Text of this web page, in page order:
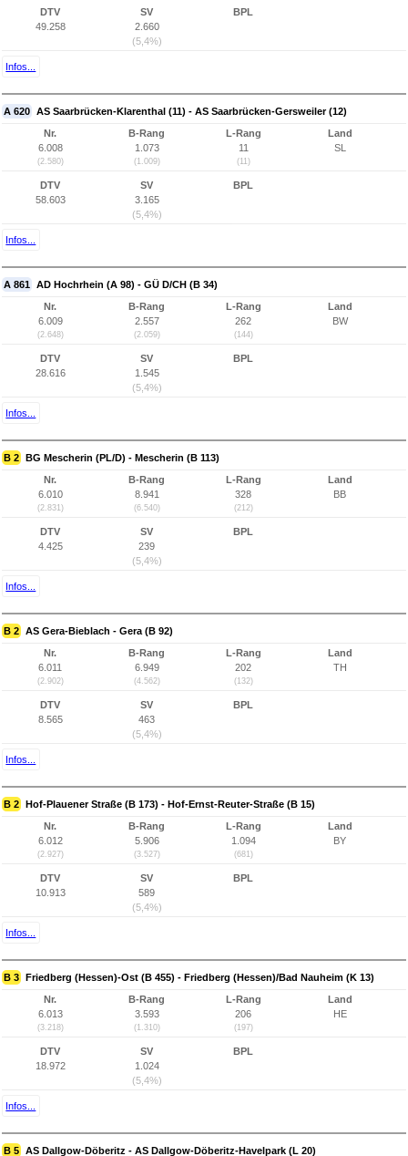
DTV
49.258
SV
2.660
(5,4%)
BPL
Infos...
A 620 AS Saarbrücken-Klarenthal (11) - AS Saarbrücken-Gersweiler (12)
Nr.
6.008
(2.580)
B-Rang
1.073
(1.009)
L-Rang
11
(11)
Land
SL
DTV
58.603
SV
3.165
(5,4%)
BPL
Infos...
A 861 AD Hochrhein (A 98) - GÜ D/CH (B 34)
Nr.
6.009
(2.648)
B-Rang
2.557
(2.059)
L-Rang
262
(144)
Land
BW
DTV
28.616
SV
1.545
(5,4%)
BPL
Infos...
B 2 BG Mescherin (PL/D) - Mescherin (B 113)
Nr.
6.010
(2.831)
B-Rang
8.941
(6.540)
L-Rang
328
(212)
Land
BB
DTV
4.425
SV
239
(5,4%)
BPL
Infos...
B 2 AS Gera-Bieblach - Gera (B 92)
Nr.
6.011
(2.902)
B-Rang
6.949
(4.562)
L-Rang
202
(132)
Land
TH
DTV
8.565
SV
463
(5,4%)
BPL
Infos...
B 2 Hof-Plauener Straße (B 173) - Hof-Ernst-Reuter-Straße (B 15)
Nr.
6.012
(2.927)
B-Rang
5.906
(3.527)
L-Rang
1.094
(681)
Land
BY
DTV
10.913
SV
589
(5,4%)
BPL
Infos...
B 3 Friedberg (Hessen)-Ost (B 455) - Friedberg (Hessen)/Bad Nauheim (K 13)
Nr.
6.013
(3.218)
B-Rang
3.593
(1.310)
L-Rang
206
(197)
Land
HE
DTV
18.972
SV
1.024
(5,4%)
BPL
Infos...
B 5 AS Dallgow-Döberitz - AS Dallgow-Döberitz-Havelpark (L 20)